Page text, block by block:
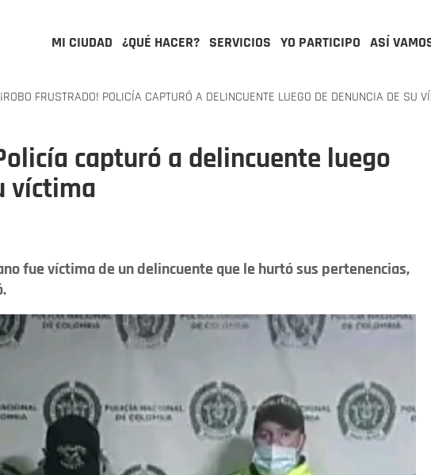
MI CIUDAD ¿QUÉ HACER? SERVICIOS YO PARTICIPO ASÍ
¡ROBO FRUSTRADO! POLICÍA CAPTURÓ A DELINCUENTE LUEGO DE DENUNCIA DE SU
capturó a delincuente luego
víctima
fue víctima de un delincuente que le hurtó sus pertenencias,